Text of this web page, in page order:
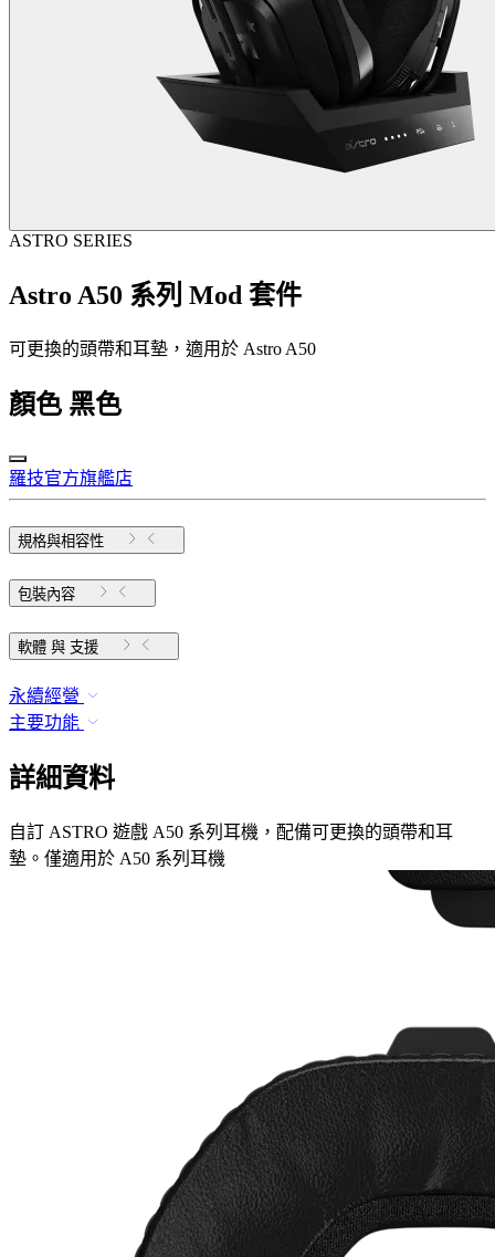
ASTRO SERIES
Astro A50 系列 Mod 套件
可更換的頭帶和耳墊，適用於 Astro A50
顏色 黑色
羅技官方旗艦店
規格與相容性
包裝內容
軟體 與 支援
永續經營
主要功能
詳細資料
自訂 ASTRO 遊戲 A50 系列耳機，配備可更換的頭帶和耳
墊。僅適用於 A50 系列耳機